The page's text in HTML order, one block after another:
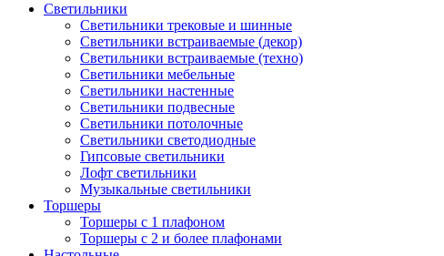
Светильники
Светильники трековые и шинные
Светильники встраиваемые (декор)
Светильники встраиваемые (техно)
Светильники мебельные
Светильники настенные
Светильники подвесные
Светильники потолочные
Светильники светодиодные
Гипсовые светильники
Лофт светильники
Музыкальные светильники
Торшеры
Торшеры с 1 плафоном
Торшеры с 2 и более плафонами